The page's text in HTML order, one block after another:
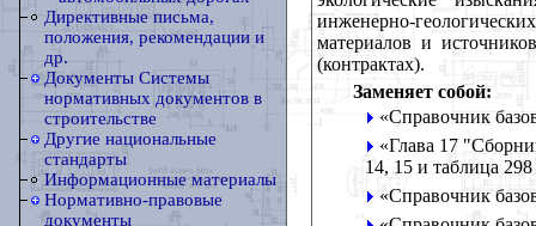
Директивные письма,
положения, рекомендации и
др.
Документы Системы
нормативных документов в
строительстве
Другие национальные
стандарты
Информационные материалы
Нормативно-правовые
документы
инженерно-
материалов и
(контрактах).
Заменяет собой:
«Справочник
«Глава 17
14, 15 и таблица 298
«Справочник